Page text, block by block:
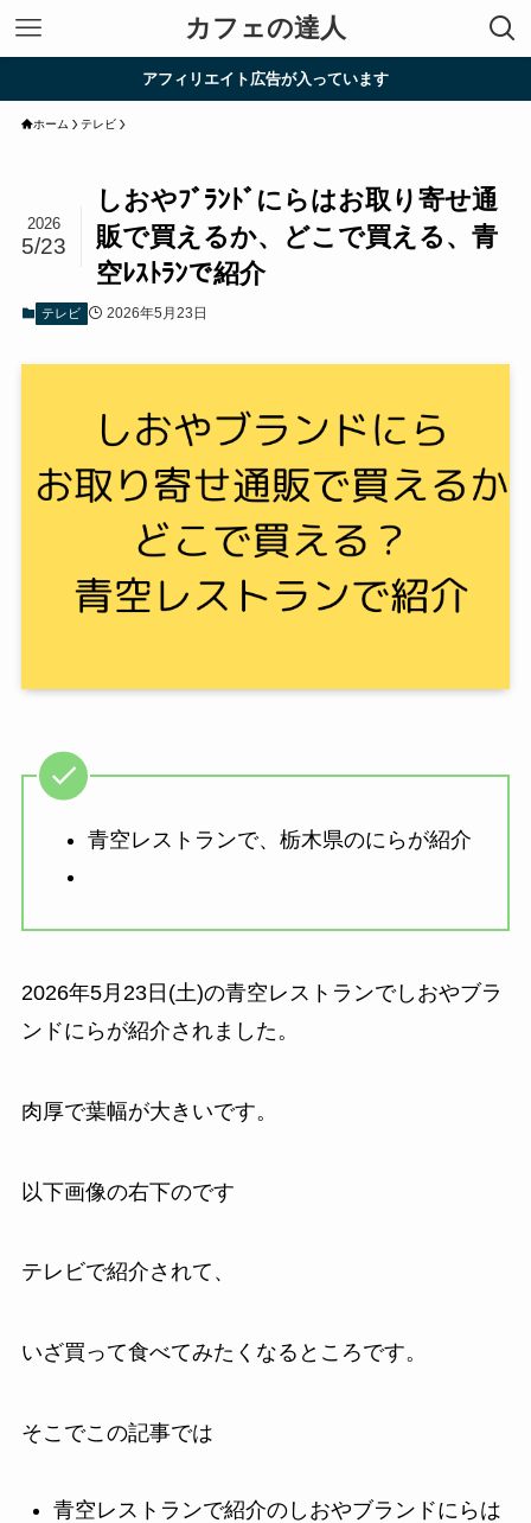
カフェの達人
アフィリエイト広告が入っています
ホーム テレビ
しおやﾌﾞﾗﾝﾄﾞにらはお取り寄せ通
販で買えるか、どこで買える、青
空ﾚｽﾄﾗﾝで紹介
2026
5/23
テレビ 2026年5月23日
青空レストランで、栃木県のにらが紹介
2026年5月23日(土)の青空レストランでしおやブラ
ンドにらが紹介されました。
肉厚で葉幅が大きいです。
以下画像の右下のです
テレビで紹介されて、
いざ買って食べてみたくなるところです。
そこでこの記事では
青空レストランで紹介のしおやブランドにらは